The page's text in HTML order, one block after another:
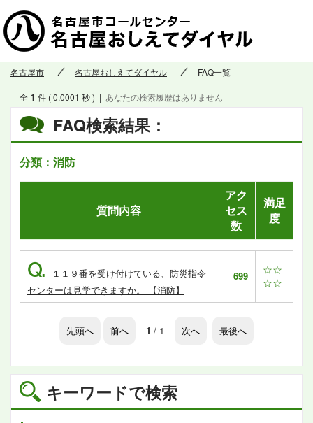
名古屋市 名古屋おしえてダイヤル FAQ一覧
キーワードで検索
FAQ検索結果：
分類：消防
全 1 件 ( 0.0001 秒 ) | あなたの検索履歴はありません
質問内容
アク
セス
数
満足
度
Q.
１１９番を受け付けている、防災指令
センターは見学できますか。 【消防】
699
☆☆
☆☆
先頭へ 前へ 1 / 1 次へ 最後へ